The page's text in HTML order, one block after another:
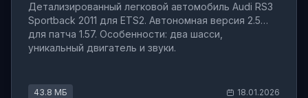
Детализированный легковой автомобиль Audi RS3
Sportback 2011 для ETS2. Автономная версия 2.5
для патча 1.57. Особенности: два шасси,
уникальный двигатель и звуки.
43.8 МБ 18.01.2026